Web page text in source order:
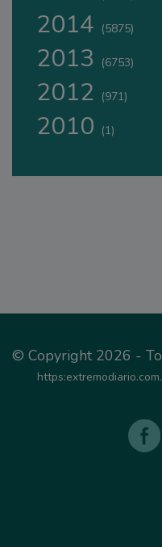
2014 (5875)
2013 (6753)
2012 (971)
2010 (1)
© Copyright 2026 -